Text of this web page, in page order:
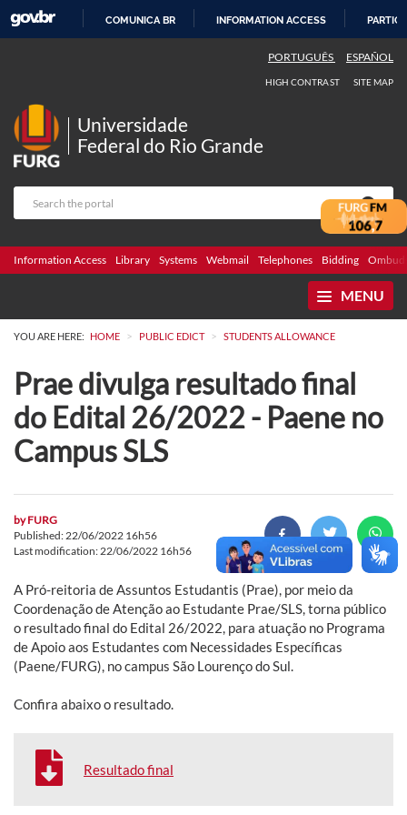
COMUNICA BR INFORMATION ACCESS
PORTUGUÊS ESPAÑOL
HIGH CONTRAST SITE MAP
Universidade
Federal do Rio Grande
Information Access Library Systems Webmail Telephones Bidding
MENU
YOU ARE HERE: HOME > PUBLIC EDICT > STUDENTS ALLOWANCE
Prae divulga resultado final
do Edital 26/2022 - Paene no
Campus SLS
byFURG
Published: 22/06/2022 16h56
Last modification: 22/06/2022 16h56
A Pró-reitoria de Assuntos Estudantis (Prae), por meio da
Coordenação de Atenção ao Estudante Prae/SLS, torna público
o resultado final do Edital 26/2022, para atuação no Programa
de Apoio aos Estudantes com Necessidades Específicas
(Paene/FURG), no campus São Lourenço do Sul.
Confira abaixo o resultado.
Resultado final